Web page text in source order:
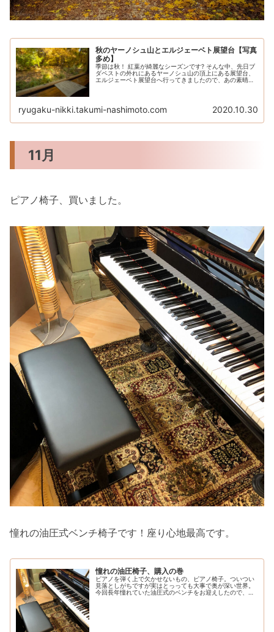
秋のヤーノシュ山とエルジェーベト展望台【写真
多め】
季節は秋！ 紅葉が綺麗なシーズンです? そんな中、先日ブ
ダペストの外れにあるヤーノシュ山の頂上にある展望台、
エルジェーベト展望台へ行ってきましたので、あの素晴ら
ryugaku-nikki.takumi-nashimoto.com 2020.10.30
11月
ピアノ椅子、買いました。
憧れの油圧式ベンチ椅子です！座り心地最高です。
憧れの油圧椅子、購入の巻
ピアノを弾く上で欠かせないもの、ピアノ椅子。ついつい
見落としがちですが実はとっっても大事で奥が深い世界。
今回長年憧れていた油圧式のベンチをお迎えしたので、そ